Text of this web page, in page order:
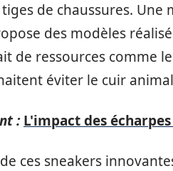
de chaussures.
des modèles
de ressources comme
éviter le cuir
: L'impact des
ces sneakers